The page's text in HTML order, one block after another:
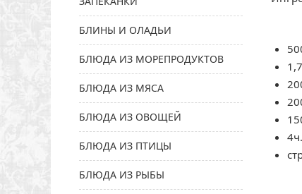
БЛИНЫ И ОЛАДЬИ
БЛЮДА ИЗ МОРЕПРОДУКТОВ
БЛЮДА ИЗ МЯСА
БЛЮДА ИЗ ОВОЩЕЙ
БЛЮДА ИЗ ПТИЦЫ
БЛЮДА ИЗ РЫБЫ